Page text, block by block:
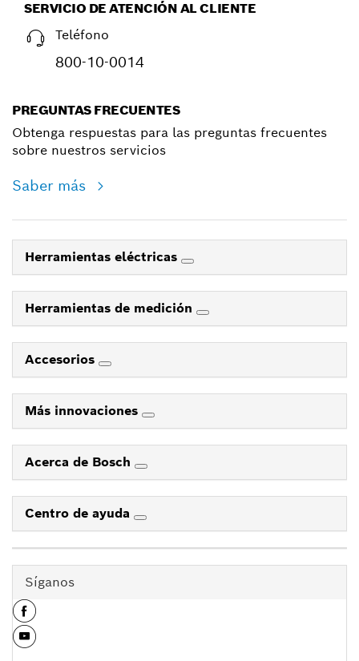
SERVICIO DE ATENCIÓN AL CLIENTE
Teléfono
800-10-0014
PREGUNTAS FRECUENTES
Obtenga respuestas para las preguntas frecuentes
sobre nuestros servicios
Saber más
Herramientas eléctricas
Herramientas de medición
Accesorios
Más innovaciones
Acerca de Bosch
Centro de ayuda
Síganos